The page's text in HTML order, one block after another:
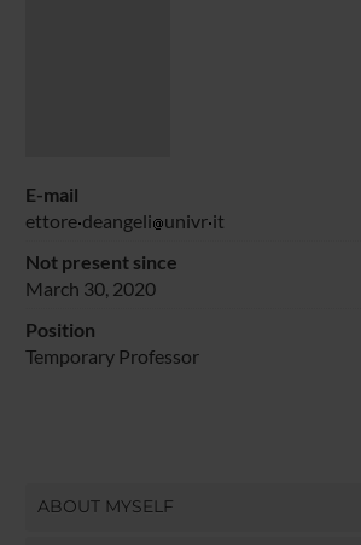
E-mail
ettore deangeli univr it
Not present since
March 30, 2020
Position
Temporary Professor
ABOUT MYSELF